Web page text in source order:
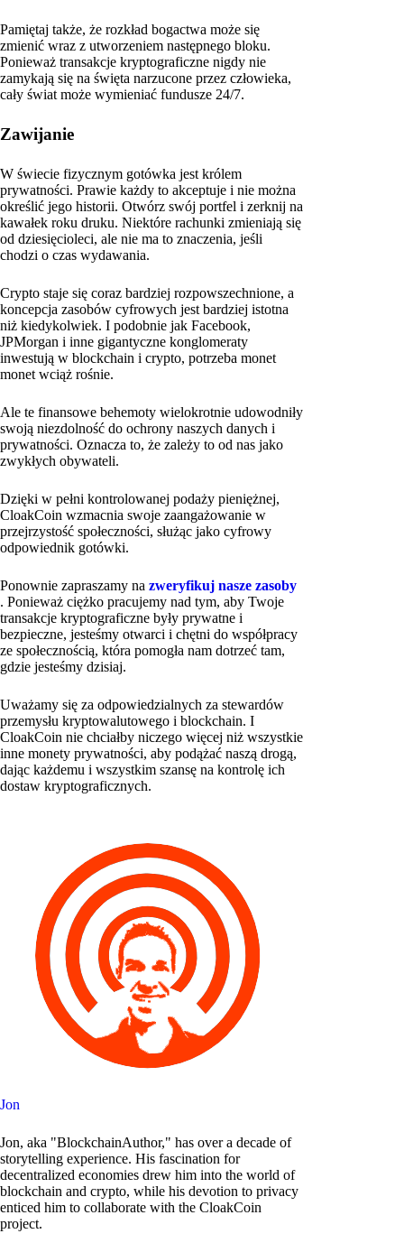
Pamiętaj także, że rozkład bogactwa może się
zmienić wraz z utworzeniem następnego bloku.
Ponieważ transakcje kryptograficzne nigdy nie
zamykają się na święta narzucone przez człowieka,
cały świat może wymieniać fundusze 24/7.
Zawijanie
W świecie fizycznym gotówka jest królem
prywatności. Prawie każdy to akceptuje i nie można
określić jego historii. Otwórz swój portfel i zerknij na
kawałek roku druku. Niektóre rachunki zmieniają się
od dziesięcioleci, ale nie ma to znaczenia, jeśli
chodzi o czas wydawania.
Crypto staje się coraz bardziej rozpowszechnione, a
koncepcja zasobów cyfrowych jest bardziej istotna
niż kiedykolwiek. I podobnie jak Facebook,
JPMorgan i inne gigantyczne konglomeraty
inwestują w blockchain i crypto, potrzeba monet
monet wciąż rośnie.
Ale te finansowe behemoty wielokrotnie udowodniły
swoją niezdolność do ochrony naszych danych i
prywatności. Oznacza to, że zależy to od nas jako
zwykłych obywateli.
Dzięki w pełni kontrolowanej podaży pieniężnej,
CloakCoin wzmacnia swoje zaangażowanie w
przejrzystość społeczności, służąc jako cyfrowy
odpowiednik gotówki.
Ponownie zapraszamy na zweryfikuj nasze zasoby
. Ponieważ ciężko pracujemy nad tym, aby Twoje
transakcje kryptograficzne były prywatne i
bezpieczne, jesteśmy otwarci i chętni do współpracy
ze społecznością, która pomogła nam dotrzeć tam,
gdzie jesteśmy dzisiaj.
Uważamy się za odpowiedzialnych za stewardów
przemysłu kryptowalutowego i blockchain. I
CloakCoin nie chciałby niczego więcej niż wszystkie
inne monety prywatności, aby podążać naszą drogą,
dając każdemu i wszystkim szansę na kontrolę ich
dostaw kryptograficznych.
Jon
Jon, aka "BlockchainAuthor," has over a decade of
storytelling experience. His fascination for
decentralized economies drew him into the world of
blockchain and crypto, while his devotion to privacy
enticed him to collaborate with the CloakCoin
project.